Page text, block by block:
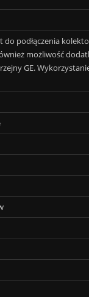
podłączenia
możliwość
GE.